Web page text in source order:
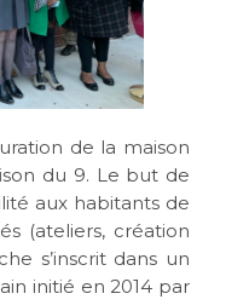
de la maison
du 9. Le but de
aux habitants de
(ateliers, création
s’inscrit dans un
initié en 2014 par